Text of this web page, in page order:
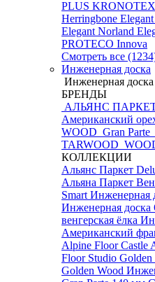
PLUS
Herringbone
Elegant Norland
PROTECO Innova
Смотреть все
Инженерная доска
Инженерная доска
БРЕНДЫ
АЛЬЯНС ПАРКЕТ
Американский
WOOD Gran Parte
TARWOOD
КОЛЛЕКЦИИ
Альянс Паркет
Альяна Паркет
Smart Инженерная
Инженерная
венгерская ёлка
Американский
Alpine Floor Castle
Floor Studio Golden
Golden Wood